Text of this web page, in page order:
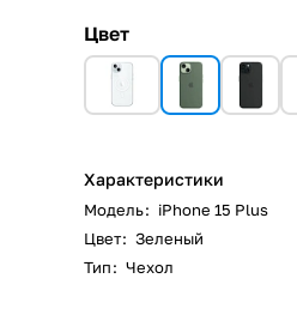
Цвет
Характеристики
Модель: iPhone 15 Plus
Цвет: Зеленый
Тип: Чехол